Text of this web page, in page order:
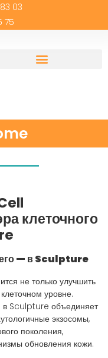
03
75
клеточного
— в Sculpture
не только улучшить
уровне.
в Sculpture объединяет
экзосомы,
поколения,
обновления кожи.